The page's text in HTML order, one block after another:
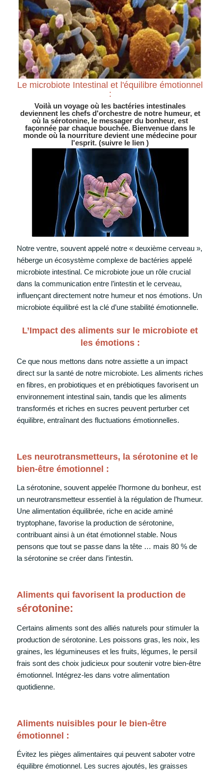
Le microbiote Intestinal et l'équilibre émotionnel
:
Voilà un voyage où les bactéries intestinales
deviennent les chefs d'orchestre de notre humeur, et
où la sérotonine, le messager du bonheur, est
façonnée par chaque bouchée. Bienvenue dans le
monde où la nourriture devient une médecine pour
l'esprit. (suivre le lien )
Notre ventre, souvent appelé notre « deuxième cerveau »,
héberge un écosystème complexe de bactéries appelé
microbiote intestinal. Ce microbiote joue un rôle crucial
dans la communication entre l’intestin et le cerveau,
influençant directement notre humeur et nos émotions. Un
microbiote équilibré est la clé d’une stabilité émotionnelle.
L’Impact des aliments sur le microbiote et
les émotions :
Ce que nous mettons dans notre assiette a un impact
direct sur la santé de notre microbiote. Les aliments riches
en fibres, en probiotiques et en prébiotiques favorisent un
environnement intestinal sain, tandis que les aliments
transformés et riches en sucres peuvent perturber cet
équilibre, entraînant des fluctuations émotionnelles.
Les neurotransmetteurs, la sérotonine et le
bien-être émotionnel :
La sérotonine, souvent appelée l’hormone du bonheur, est
un neurotransmetteur essentiel à la régulation de l’humeur.
Une alimentation équilibrée, riche en acide aminé
tryptophane, favorise la production de sérotonine,
contribuant ainsi à un état émotionnel stable. Nous
pensons que tout se passe dans la tête … mais 80 % de
la sérotonine se créer dans l’intestin.
Aliments qui favorisent la production de
sérotonine:
Certains aliments sont des alliés naturels pour stimuler la
production de sérotonine. Les poissons gras, les noix, les
graines, les légumineuses et les fruits, légumes, le persil
frais sont des choix judicieux pour soutenir votre bien-être
émotionnel. Intégrez-les dans votre alimentation
quotidienne.
Aliments nuisibles pour le bien-être
émotionnel :
Évitez les pièges alimentaires qui peuvent saboter votre
équilibre émotionnel. Les sucres ajoutés, les graisses